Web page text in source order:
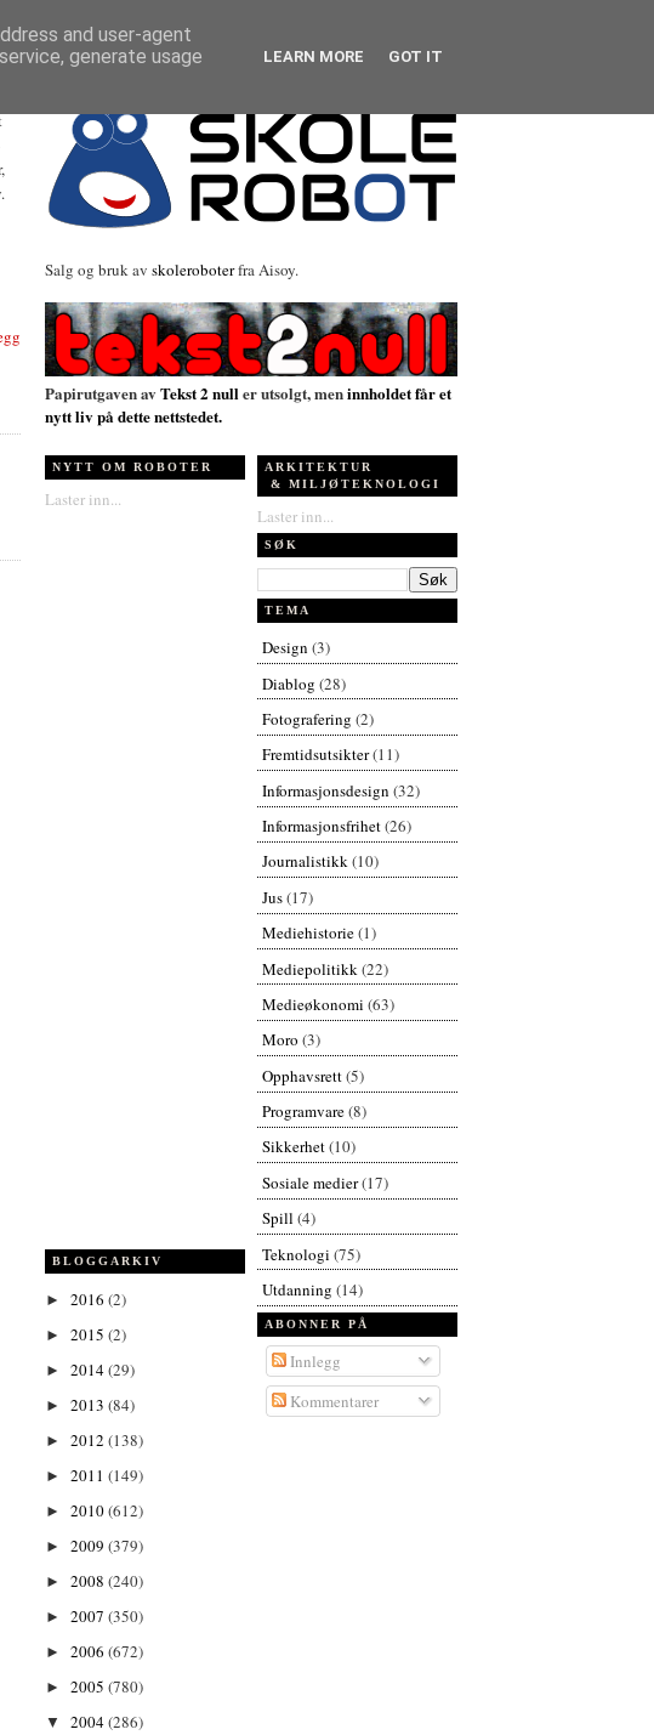
Salg og bruk av skoleroboterfra Aisoy.
Papirutgaven av Tekst 2 null er utsolgt, meninnholdet får et
nytt liv på dette nettstedet.
NYTT OM ROBOTER
Laster inn...
BLOGGARKIV
► 2016 (2)
► 2015 (2)
► 2014(29)
► 2013 (84)
► 2012 (138)
► 2011 (149)
► 2010(612)
► 2009 (379)
► 2008 (240)
► 2007 (350)
► 2006 (672)
► 2005 (780)
▼ 2004(286)
ARKITEKTUR
& MILJØTEKNOLOGI
Laster inn...
SØK
TEMA
Design (3)
Diablog (28)
Fotografering (2)
Fremtidsutsikter(11)
Informasjonsdesign (32)
Informasjonsfrihet(26)
Journalistikk(10)
Jus(17)
Mediehistorie(1)
Mediepolitikk (22)
Medieøkonomi (63)
Moro (3)
Opphavsrett(5)
Programvare(8)
Sikkerhet(10)
Sosiale medier(17)
Spill (4)
Teknologi (75)
Utdanning (14)
ABONNER PÅ
Innlegg
Kommentarer
and user-agent
generate usage
LEARN MORE GOT IT